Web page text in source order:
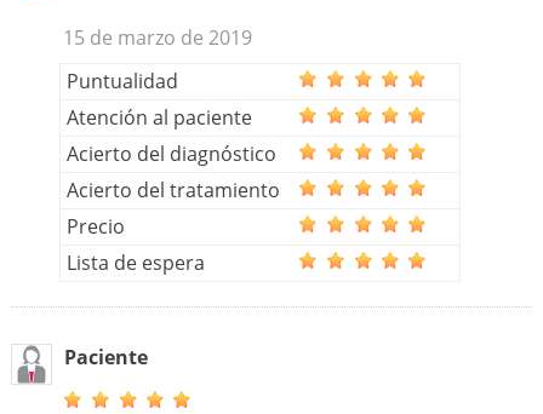
15 de marzo de 2019
Puntualidad
Atención al paciente
Acierto del diagnóstico
Acierto del tratamiento
Precio
Lista de espera
Paciente